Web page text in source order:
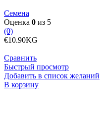
Семена
Оценка 0 из 5
(0)
€10.90KG
Сравнить
Быстрый просмотр
Добавить в список желаний
Количество
В корзину